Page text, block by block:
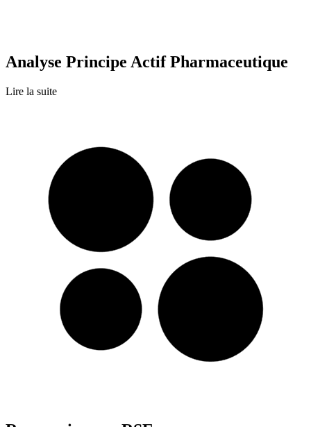
Analyse Principe Actif Pharmaceutique
Lire la suite